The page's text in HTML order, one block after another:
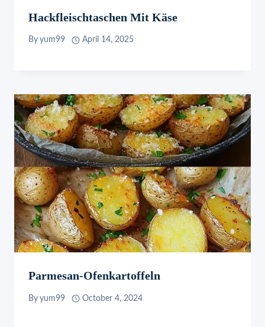
Hackfleischtaschen Mit Käse
By yum99 April 14, 2025
Parmesan-Ofenkartoffeln
By yum99 October 4, 2024